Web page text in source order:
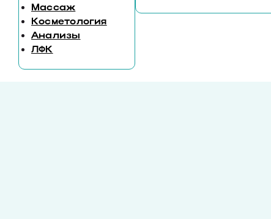
Массаж
Косметология
Анализы
ЛФК